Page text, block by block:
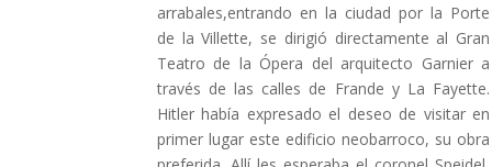
arrabales,entrando en la ciudad por la Porte
de la Villette, se dirigió directamente al Gran
Teatro de la Ópera del arquitecto Garnier a
través de las calles de Frande y La Fayette.
Hitler había expresado el deseo de visitar en
primer lugar este edificio neobarroco, su obra